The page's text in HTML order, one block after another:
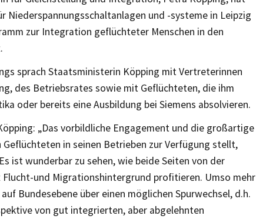
Niederspannungsschaltanlagen und -systeme in Leipzig
zur Integration geflüchteter Menschen in den
sprach Staatsministerin Köpping mit Vertreterinnen
des Betriebsrates sowie mit Geflüchteten, die ihm
oder bereits eine Ausbildung bei Siemens absolvieren.
„Das vorbildliche Engagement und die großartige
in seinen Betrieben zur Verfügung stellt,
ist wunderbar zu sehen, wie beide Seiten von der
und Migrationshintergrund profitieren. Umso mehr
Bundesebene über einen möglichen Spurwechsel, d.h.
von gut integrierten, aber abgelehnten